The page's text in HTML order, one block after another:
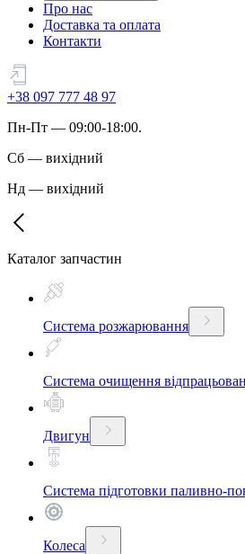
Про нас
Доставка та оплата
Контакти
+38 097 777 48 97
Пн-Пт — 09:00-18:00.
Сб — вихідний
Нд — вихідний
Каталог запчастин
Система розжарювання
Система очищення
Двигун
Система підготовки паливно-
Колеса